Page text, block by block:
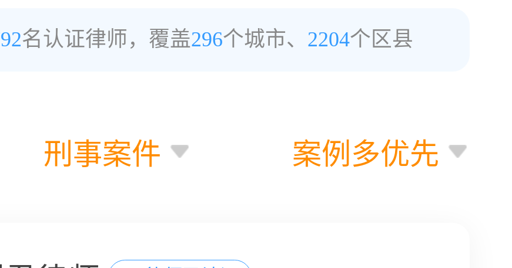
名认证律师，覆盖296个城市、 2204个区县
刑事案件 案例多优先